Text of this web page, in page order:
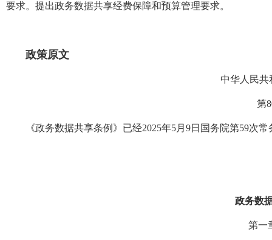
要求。提出政务数据共享经费保障和预算管理要求。
政策原文
中华人民共
第
《政务数据共享条例》已经2025年5月9日国务院第59次
政务数
第一